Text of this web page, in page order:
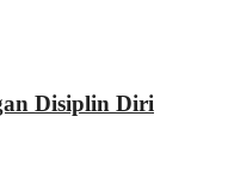
Disiplin Diri